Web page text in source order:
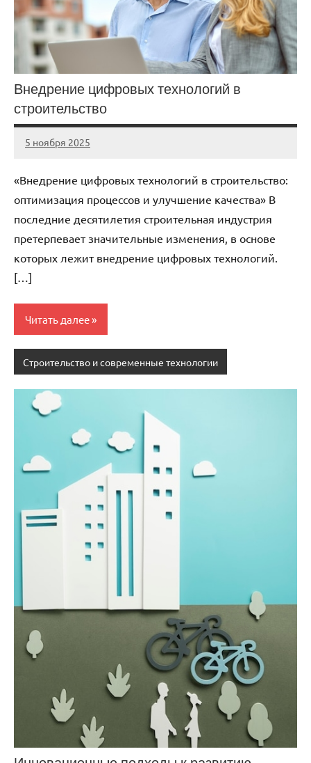
Внедрение цифровых технологий в
строительство
5 ноября 2025
cement_zavod
Нет
«Внедрение цифровых технологий в строительство:
оптимизация процессов и улучшение качества» В
последние десятилетия строительная индустрия
претерпевает значительные изменения, в основе
которых лежит внедрение цифровых технологий.
[…]
Читать далее
Строительство и современные технологии